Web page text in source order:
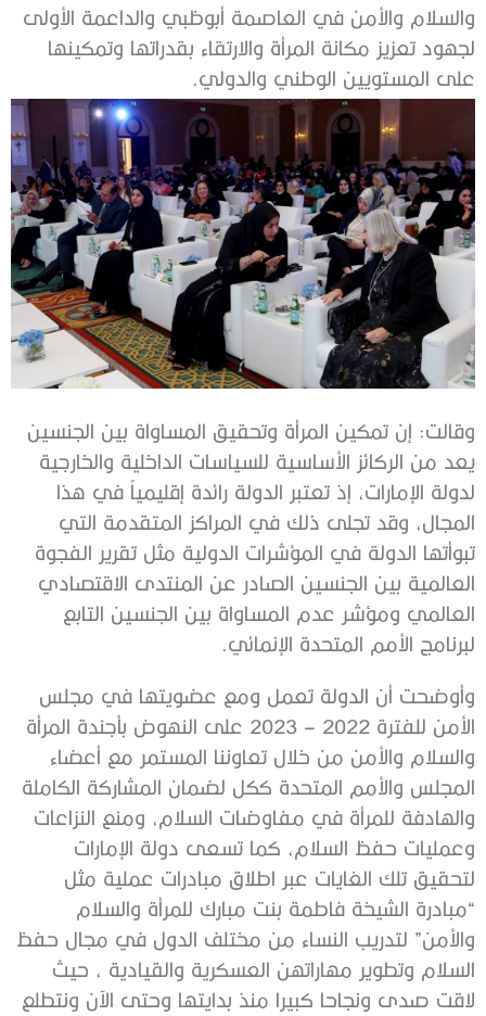
والسلام والأمن في العاصمة أبوظبي والداعمة الأولى
لجهود تعزيز مكانة المرأة والارتقاء بقدراتها وتمكينها
على المستويين الوطني والدولي.
وقالت: إن تمكين المرأة وتحقيق المساواة بين الجنسين
يعد من الركائز الأساسية للسياسات الداخلية والخارجية
لدولة الإمارات، إذ تعتبر الدولة رائدة إقليمياً في هذا
المجال، وقد تجلى ذلك في المراكز المتقدمة التي
تبوأتها الدولة في المؤشرات الدولية مثل تقرير الفجوة
العالمية بين الجنسين الصادر عن المنتدى الاقتصادي
العالمي ومؤشر عدم المساواة بين الجنسين التابع
لبرنامج الأمم المتحدة الإنمائي.
وأوضحت أن الدولة تعمل ومع عضويتها في مجلس
الأمن للفترة 2022 – 2023 على النهوض بأجندة المرأة
والسلام والأمن من خلال تعاوننا المستمر مع أعضاء
المجلس والأمم المتحدة ككل لضمان المشاركة الكاملة
والهادفة للمرأة في مفاوضات السلام، ومنع النزاعات
وعمليات حفظ السلام، كما تسعى دولة الإمارات
لتحقيق تلك الغايات عبر اطلاق مبادرات عملية مثل
“مبادرة الشيخة فاطمة بنت مبارك للمرأة والسلام
والأمن” لتدريب النساء من مختلف الدول في مجال حفظ
السلام وتطوير مهاراتهن العسكرية والقيادية ، حيث
لاقت صدى ونجاحا كبيرا منذ بدايتها وحتى الآن ونتطلع